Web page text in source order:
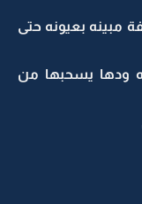
مبينه بعيونه حتى
ودها يسحبها من